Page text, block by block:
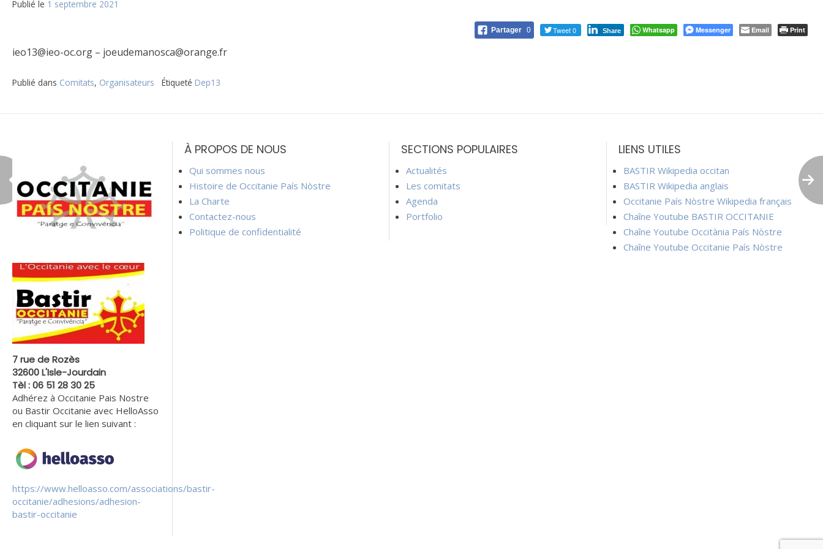
Publié le 1 septembre 2021
Partager 0 Tweet 0 Share Whatsapp Messenger Email Print
ieo13@ieo-oc.org – joeudemanosca@orange.fr
Publié dans Comitats, Organisateurs Étiqueté Dep13
l’article
7 rue de Rozès
32600 L'Isle-Jourdain
Tèl : 06 51 28 30 25
Adhérez à Occitanie Pais Nostre
ou Bastir Occitanie avec HelloAsso
en cliquant sur le lien suivant :
https://www.helloasso.com/associations/bastir-
occitanie/adhesions/adhesion-
bastir-occitanie
À PROPOS DE NOUS
Qui sommes nous
Histoire de Occitanie País Nòstre
La Charte
Contactez-nous
Politique de confidentialité
SECTIONS POPULAIRES
Actualités
Les comitats
Agenda
Portfolio
LIENS UTILES
BASTIR Wikipedia occitan
BASTIR Wikipedia anglais
Occitanie País Nòstre Wikipedia français
Chaîne Youtube BASTIR OCCITANIE
Chaîne Youtube Occitània País Nòstre
Chaîne Youtube Occitanie País Nòstre